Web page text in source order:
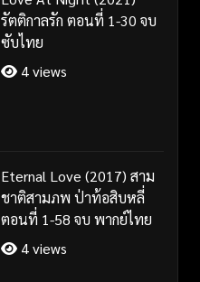
รัตติกาลรัก ตอนที่ 1-30 จบ
ซับไทย
4 views
Eternal Love (2017) สาม
ชาติสามภพ ป่าท้อสิบหลี่
ตอนที่ 1-58 จบ พากย์ไทย
4 views